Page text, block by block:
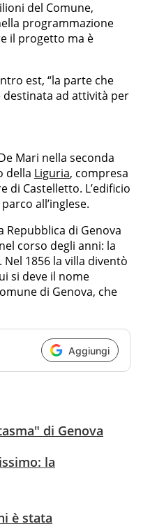
del Comune,
programmazione
il progetto ma è
est, “la parte che
ad attività per
Mari nella seconda
della Liguria, compresa
di Castelletto. L’edificio
all’inglese.
Repubblica di Genova
corso degli anni: la
1856 la villa diventò
si deve il nome
di Genova, che
Aggiungi
di Genova
la
è stata